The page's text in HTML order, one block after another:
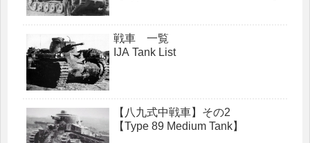
戦車 一覧
IJA Tank List
【八九式中戦車】その2
【Type 89 Medium Tank】